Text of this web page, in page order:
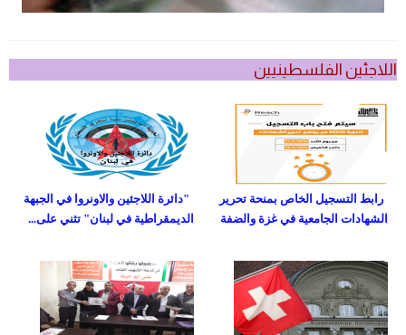
اللاجئين الفلسطينيين
"دائرة اللاجئين والاونروا في الجبهة
الديمقراطية في لبنان" تثني على...
رابط التسجيل الخاص بمنحة تحرير
الشهادات الجامعية في غزة والضفة